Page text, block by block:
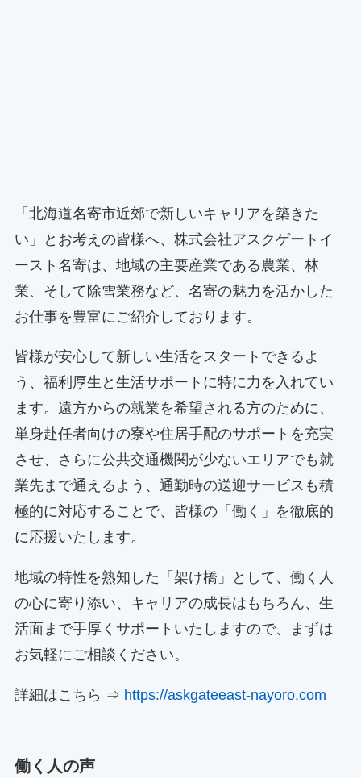
「北海道名寄市近郊で新しいキャリアを築きた
い」とお考えの皆様へ、株式会社アスクゲートイ
ースト名寄は、地域の主要産業である農業、林
業、そして除雪業務など、名寄の魅力を活かした
お仕事を豊富にご紹介しております。
皆様が安心して新しい生活をスタートできるよ
う、福利厚生と生活サポートに特に力を入れてい
ます。遠方からの就業を希望される方のために、
単身赴任者向けの寮や住居手配のサポートを充実
させ、さらに公共交通機関が少ないエリアでも就
業先まで通えるよう、通勤時の送迎サービスも積
極的に対応することで、皆様の「働く」を徹底的
に応援いたします。
地域の特性を熟知した「架け橋」として、働く人
の心に寄り添い、キャリアの成長はもちろん、生
活面まで手厚くサポートいたしますので、まずは
お気軽にご相談ください。
詳細はこちら ⇒ https://askgateeast-nayoro.com
働く人の声